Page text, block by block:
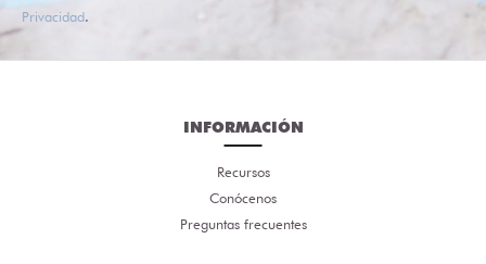
Privacidad.
INFORMACIÓN
Recursos
Conócenos
Preguntas frecuentes